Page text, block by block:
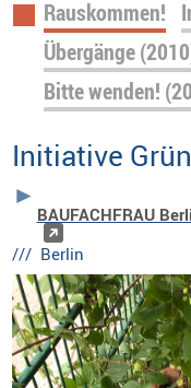
Navigation
überspringen
Rauskommen!
Übergänge
Bitte wenden!
Initiative
BAUFACHFRAU
/// Berlin